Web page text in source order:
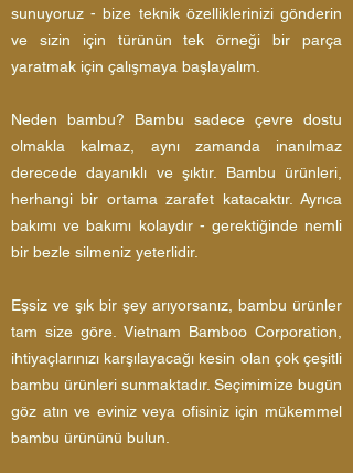
sunuyoruz - bize teknik özelliklerinizi gönderin
ve sizin için türünün tek örneği bir parça
yaratmak için çalışmaya başlayalım.
Neden bambu? Bambu sadece çevre dostu
olmakla kalmaz, aynı zamanda inanılmaz
derecede dayanıklı ve şıktır. Bambu ürünleri,
herhangi bir ortama zarafet katacaktır. Ayrıca
bakımı ve bakımı kolaydır - gerektiğinde nemli
bir bezle silmeniz yeterlidir.
Eşsiz ve şık bir şey arıyorsanız, bambu ürünler
tam size göre. Vietnam Bamboo Corporation,
ihtiyaçlarınızı karşılayacağı kesin olan çok çeşitli
bambu ürünleri sunmaktadır. Seçimimize bugün
göz atın ve eviniz veya ofisiniz için mükemmel
bambu ürününü bulun.